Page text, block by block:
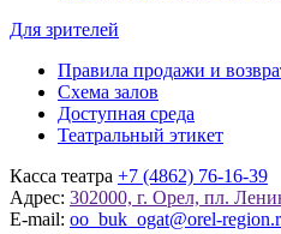
Для зрителей
Правила продажи и
Схема залов
Доступная среда
Театральный этикет
Касса театра +7 (4862) 76-16-39
Адрес: 302000, г. Орел, пл.
E-mail: oo_buk_ogat@orel-